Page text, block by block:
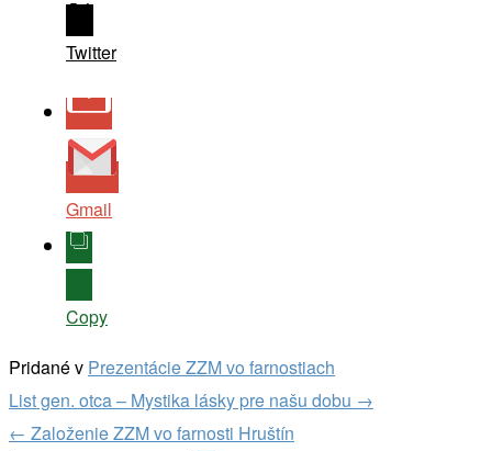
Twitter
Gmail
Copy
Pridané vPrezentácie ZZM vo farnostiach
Navigácia
v
List gen. otca – Mystika lásky pre našu dobu→
←Založenie ZZM vo farnosti Hruštín